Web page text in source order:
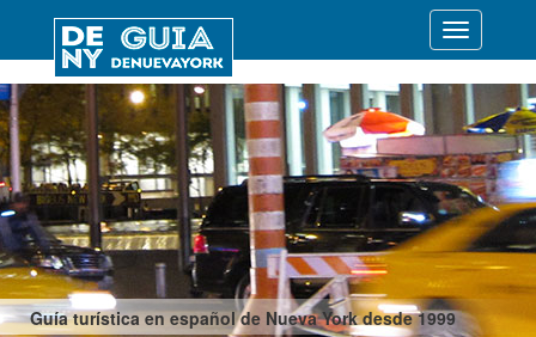
Guía turística en español de Nueva York desde 1999
Desplegar